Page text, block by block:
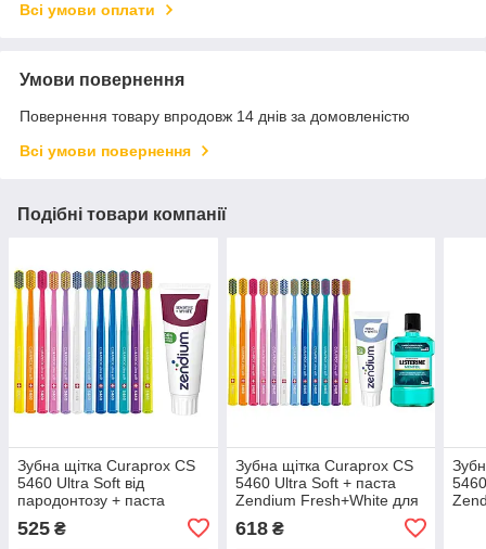
Всі умови оплати
Умови повернення
Повернення товару впродовж 14 днів за домовленістю
Всі умови повернення
Подібні товари компанії
Зубна щітка Curaprox CS
5460 Ultra Soft від
пародонтозу + паста
Zendium Sensitive+White
відбілювання чутливих
525 ₴
Зубна щітка Curaprox CS
5460 Ultra Soft + паста
Zendium Fresh+White для
ополіскувач LISTERINE
618₴